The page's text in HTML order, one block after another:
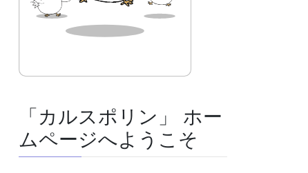
「カルスポリン」 ホー
ムページへようこそ